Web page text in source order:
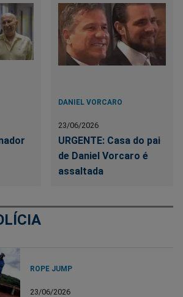
DANIEL VORCARO
23/06/2026
URGENTE: Casa do pai
de Daniel Vorcaro é
assaltada
ROPE JUMP
23/06/2026